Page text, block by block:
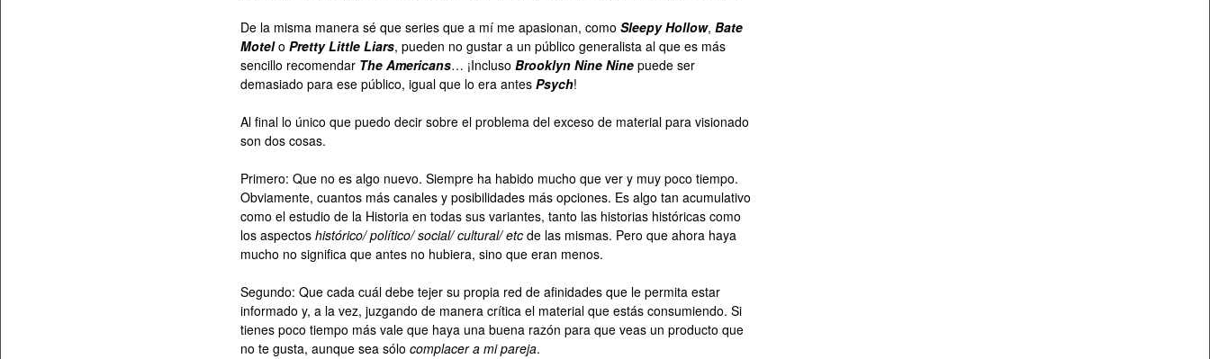
De la misma manera sé que series que a mí me apasionan, como Sleepy Hollow, Bate
Motelo Pretty Little Liars, pueden no gustar a un público generalista al que es más
sencillo recomendar The Americans… ¡Incluso Brooklyn Nine Nine puede ser
demasiado para ese público, igual que lo era antes Psych!
Al final lo único que puedo decir sobre el problema del exceso de material para visionado
son dos cosas.
Primero: Que no es algo nuevo. Siempre ha habido mucho que ver y muy poco tiempo.
Obviamente, cuantos más canales y posibilidades más opciones. Es algo tan acumulativo
como el estudio de la Historia en todas sus variantes, tanto las historias históricas como
los aspectos histórico/ político/ social/ cultural/ etc de las mismas. Pero que ahora haya
mucho no significa que antes no hubiera, sino que eran menos.
Segundo: Que cada cuál debe tejer su propia red de afinidades que le permita estar
informado y, a la vez, juzgando de manera crítica el material que estás consumiendo. Si
tienes poco tiempo más vale que haya una buena razón para que veas un producto que
no te gusta, aunque sea sólo complacer a mi pareja.